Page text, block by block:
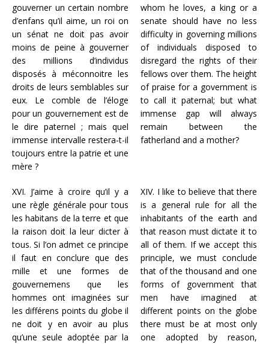
gouverner un certain nombre
d’enfans qu’il aime, un roi on
un sénat ne doit pas avoir
moins de peine à gouverner
des millions d’individus
disposés à méconnoitre les
droits de leurs semblables sur
eux. Le comble de l’éloge
pour un gouvernement est de
le dire paternel ; mais quel
immense intervalle restera-t-il
toujours entre la patrie et une
mère ?
whom he loves, a king or a
senate should have no less
difficulty in governing millions
of individuals disposed to
disregard the rights of their
fellows over them. The height
of praise for a government is
to call it paternal; but what
immense gap will always
remain between the
fatherland and a mother?
XVI. J’aime à croire qu’il y a
une règle générale pour tous
les habitans de la terre et que
la raison doit la leur dicter à
tous. Si l’on admet ce principe
il faut en conclure que des
mille et une formes de
gouvernemens que les
hommes ont imaginées sur
les différens points du globe il
ne doit y en avoir au plus
qu’une seule adoptée par la
XIV. I like to believe that there
is a general rule for all the
inhabitants of the earth and
that reason must dictate it to
all of them. If we accept this
principle, we must conclude
that of the thousand and one
forms of government that
men have imagined at
different points on the globe
there must be at most only
one adopted by reason,